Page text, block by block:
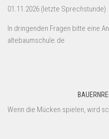
01.11.2026 (letzte Sprechstunde)
In dringenden Fragen bitte eine
altebaumschule.de
Wenn die Mücken spielen, wird